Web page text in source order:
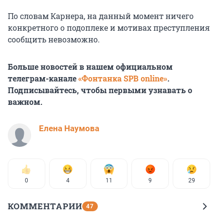
По словам Карнера, на данный момент ничего
конкретного о подоплеке и мотивах преступления
сообщить невозможно.
Больше новостей в нашем официальном
телеграм-канале«Фонтанка SPB online».
Подписывайтесь, чтобы первыми узнавать о
важном.
Елена Наумова
0 4 11 9 29
КОММЕНТАРИИ 47